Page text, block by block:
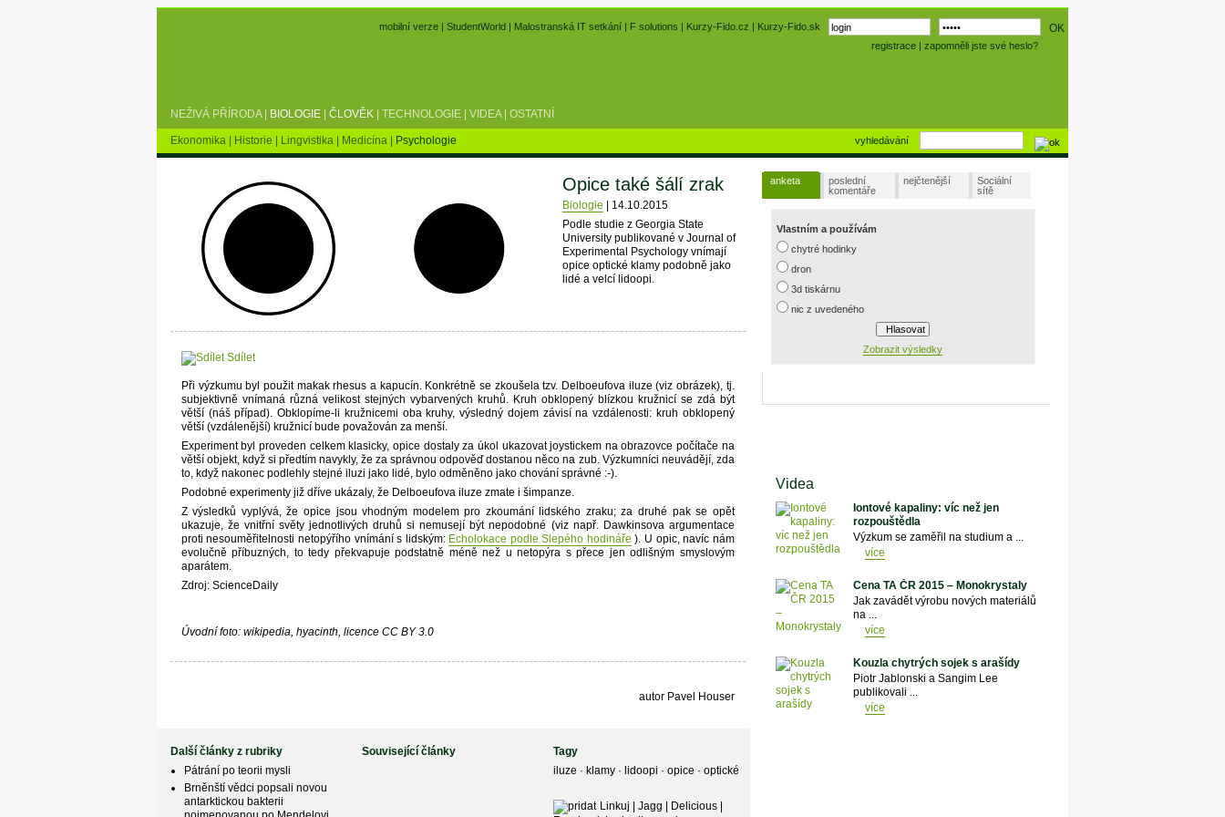
registrace | zapomněli jste své heslo?
mobilní verze |StudentWorld | Malostranská IT setkání | F solutions | Kurzy-Fido.cz | Kurzy-Fido.sk
NEŽIVÁ PŘÍRODA| BIOLOGIE | ČLOVĚK | TECHNOLOGIE | VIDEA| OSTATNÍ
Ekonomika | Historie | Lingvistika | Medicína | Psychologie vyhledávání
Opice také šálí zrak
Biologie
14.10.2015
Podle studie z Georgia State
University publikované v Journal of
Experimental Psychology vnímají
opice optické klamy podobně jako
lidé a velcí lidoopi.
Sdílet
Při výzkumu byl použit makak rhesus a kapucín. Konkrétně se zkoušela tzv. Delboeufova iluze (viz obrázek), tj.
subjektivně vnímaná různá velikost stejných vybarvených kruhů. Kruh obklopený blízkou kružnicí se zdá být
větší (náš případ). Obklopíme-li kružnicemi oba kruhy, výsledný dojem závisí na vzdálenosti: kruh obklopený
větší (vzdálenější) kružnicí bude považován za menší.
Experiment byl proveden celkem klasicky, opice dostaly za úkol ukazovat joystickem na obrazovce počítače na
větší objekt, když si předtím navykly, že za správnou odpověď dostanou něco na zub. Výzkumníci neuvádějí, zda
to, když nakonec podlehly stejné iluzi jako lidé, bylo odměněno jako chování správné :-).
Podobné experimenty již dříve ukázaly, že Delboeufova iluze zmate i šimpanze.
Z výsledků vyplývá, že opice jsou vhodným modelem pro zkoumání lidského zraku; za druhé pak se opět
ukazuje, že vnitřní světy jednotlivých druhů si nemusejí být nepodobné (viz např. Dawkinsova argumentace
proti nesouměřitelnosti netopýřího vnímání s lidským: Echolokace podle Slepého hodináře ). U opic, navíc nám
evolučně příbuzných, to tedy překvapuje podstatně méně než u netopýra s přece jen odlišným smyslovým
aparátem.
Zdroj: ScienceDaily
Úvodní foto: wikipedia, hyacinth, licence CC BY 3.0
autor Pavel Houser
Další články z rubriky
Pátrání po teorii mysli
Brněnští vědci popsali novou
antarktickou bakterii
Související články
Tagy
iluze ·klamy ·lidoopi ·opice ·optické
Linkuj | Jagg | Delicious|
anketa
poslední
komentáře
nejčtenější
Sociální
sítě
Vlastním a používám
chytré hodinky
dron
3d tiskárnu
nic z uvedeného
Zobrazit výsledky
Videa
Iontové kapaliny: víc než jen
rozpouštědla
Výzkum se zaměřil na studium a ...
více
Cena TA ČR 2015 – Monokrystaly
Jak zavádět výrobu nových materiálů
na ...
více
Kouzla chytrých sojek s arašídy
Piotr Jablonski a Sangim Lee
publikovali ...
více